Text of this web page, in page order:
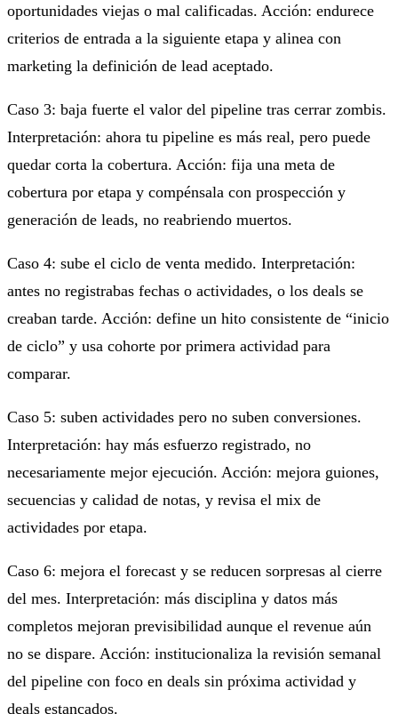
oportunidades viejas o mal calificadas. Acción: endurece
criterios de entrada a la siguiente etapa y alinea con
marketing la definición de lead aceptado.
Caso 3: baja fuerte el valor del pipeline tras cerrar zombis.
Interpretación: ahora tu pipeline es más real, pero puede
quedar corta la cobertura. Acción: fija una meta de
cobertura por etapa y compénsala con prospección y
generación de leads, no reabriendo muertos.
Caso 4: sube el ciclo de venta medido. Interpretación:
antes no registrabas fechas o actividades, o los deals se
creaban tarde. Acción: define un hito consistente de “inicio
de ciclo” y usa cohorte por primera actividad para
comparar.
Caso 5: suben actividades pero no suben conversiones.
Interpretación: hay más esfuerzo registrado, no
necesariamente mejor ejecución. Acción: mejora guiones,
secuencias y calidad de notas, y revisa el mix de
actividades por etapa.
Caso 6: mejora el forecast y se reducen sorpresas al cierre
del mes. Interpretación: más disciplina y datos más
completos mejoran previsibilidad aunque el revenue aún
no se dispare. Acción: institucionaliza la revisión semanal
del pipeline con foco en deals sin próxima actividad y
deals estancados.